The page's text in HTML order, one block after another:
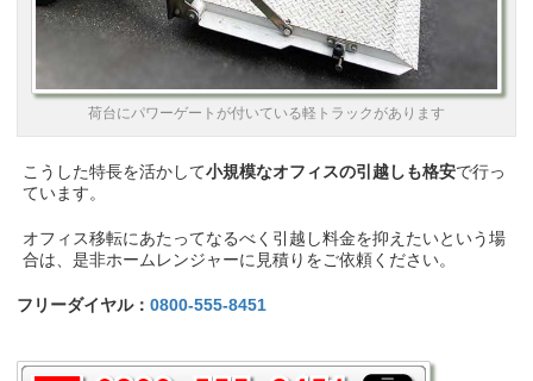
荷台にパワーゲートが付いている軽トラックがあります
こうした特長を活かして小規模なオフィスの引越しも格安で行っ
ています。
オフィス移転にあたってなるべく引越し料金を抑えたいという場
合は、是非ホームレンジャーに見積りをご依頼ください。
フリーダイヤル：0800-555-8451